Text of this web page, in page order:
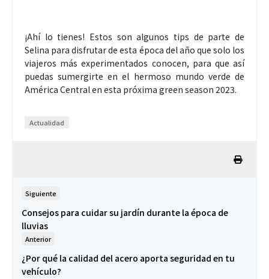
¡Ahí lo tienes! Estos son algunos tips de parte de
Selina para disfrutar de esta época del año que solo los
viajeros más experimentados conocen, para que así
puedas sumergirte en el hermoso mundo verde de
América Central en esta próxima green season 2023.
Actualidad
Siguiente
Consejos para cuidar su jardín durante la época de
lluvias
Anterior
¿Por qué la calidad del acero aporta seguridad en tu
vehículo?